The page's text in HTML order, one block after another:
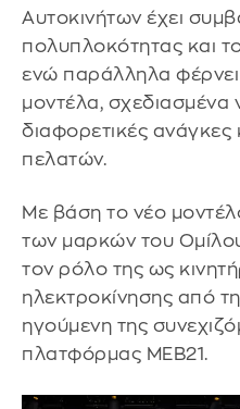
Αυτοκινήτων έχει
πολυπλοκότητας και
ενώ παράλληλα
μοντέλα, σχεδιασμένα
διαφορετικές ανάγκες
πελατών.
Με βάση το νέο
των μαρκών του
τον ρόλο της ως
ηλεκτροκίνησης από
ηγούμενη της
πλατφόρμας MEB21.